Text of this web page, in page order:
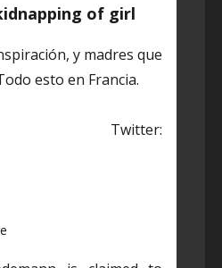
of girl
y madres que
esto en Francia.